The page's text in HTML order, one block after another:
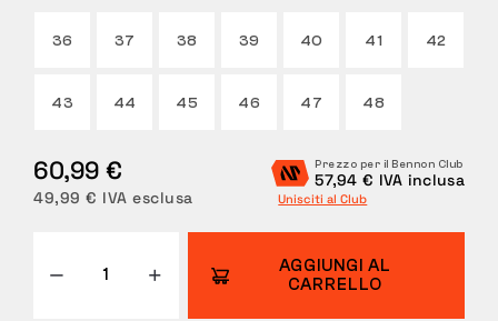
RESI
36 37 38 39 40 41 42
43 44 45 46 47 48
60,99 €
49,99 € IVA esclusa
Prezzo per il Bennon Club
57,94 € IVA inclusa
Unisciti al Club
AGGIUNGI AL
CARRELLO